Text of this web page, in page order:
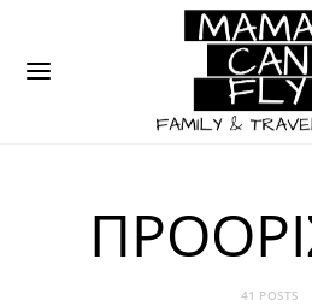
41 POSTS